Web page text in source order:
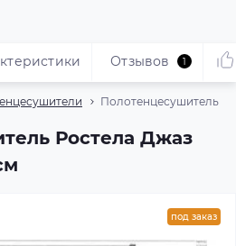
Полотенцесушитель
Ростела Джаз
Отзывов 1
под заказ